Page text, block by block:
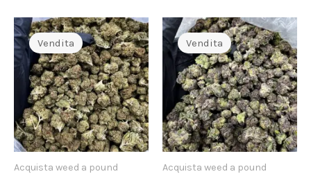
Vendita
Acquista weed a pound
Vendita
Acquista weed a pound